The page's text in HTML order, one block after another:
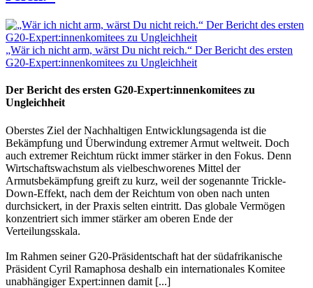
„Wär ich nicht arm, wärst Du nicht reich.“ Der Bericht des ersten
G20-Expert:innenkomitees zu Ungleichheit
Der Bericht des ersten G20-Expert:innenkomitees zu
Ungleichheit
Oberstes Ziel der Nachhaltigen Entwicklungsagenda ist die
Bekämpfung und Überwindung extremer Armut weltweit. Doch
auch extremer Reichtum rückt immer stärker in den Fokus. Denn
Wirtschaftswachstum als vielbeschworenes Mittel der
Armutsbekämpfung greift zu kurz, weil der sogenannte Trickle-
Down-Effekt, nach dem der Reichtum von oben nach unten
durchsickert, in der Praxis selten eintritt. Das globale Vermögen
konzentriert sich immer stärker am oberen Ende der
Verteilungsskala.
Im Rahmen seiner G20-Präsidentschaft hat der südafrikanische
Präsident Cyril Ramaphosa deshalb ein internationales Komitee
unabhängiger Expert:innen damit [...]